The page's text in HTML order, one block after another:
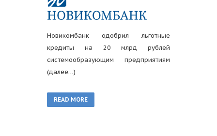
Новикомбанк одобрил льготные
кредиты на 20 млрд рублей
системообразующим предприятиям
(далее…)
READ MORE